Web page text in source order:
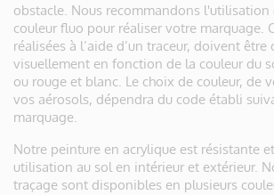
obstacle. Nous recommandons l'utilisation
couleur fluo pour réaliser votre marquage.
réalisées à l’aide d’un traceur, doivent être
visuellement en fonction de la couleur du
ou rouge et blanc. Le choix de couleur, de
vos aérosols, dépendra du code établi
marquage.
Notre peinture en acrylique est résistante
utilisation au sol en intérieur et extérieur.
traçage sont disponibles en plusieurs